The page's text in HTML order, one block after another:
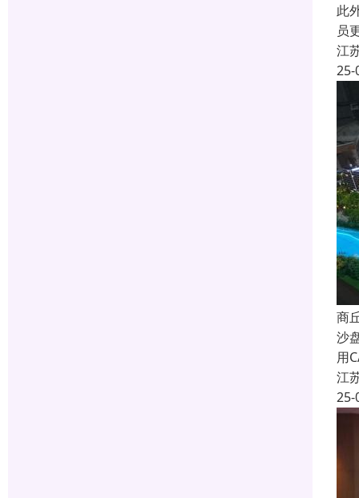
此
员
江
25-
商
沙
用
江
25-